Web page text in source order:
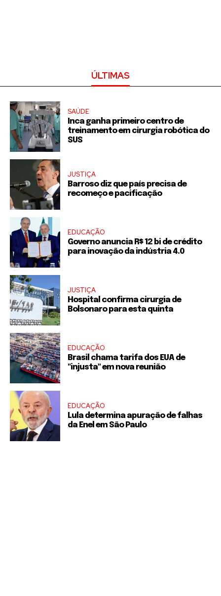
ÚLTIMAS
SAÚDE
Inca ganha primeiro centro de
treinamento em cirurgia robótica do
SUS
JUSTIÇA
Barroso diz que país precisa de
recomeço e pacificação
EDUCAÇÃO
Governo anuncia R$ 12 bi de crédito
para inovação da indústria 4.0
JUSTIÇA
Hospital confirma cirurgia de
Bolsonaro para esta quinta
EDUCAÇÃO
Brasil chama tarifa dos EUA de
"injusta" em nova reunião
EDUCAÇÃO
Lula determina apuração de falhas
da Enel em São Paulo